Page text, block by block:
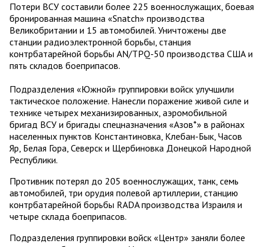
Потери ВСУ составили более 225 военнослужащих, боевая
бронированная машина «Snatch» производства
Великобритании и 15 автомобилей. Уничтожены две
станции радиоэлектронной борьбы, станция
контрбатарейной борьбы AN/TPQ-50 производства США и
пять складов боеприпасов.
Подразделения «Южной» группировки войск улучшили
тактическое положение. Нанесли поражение живой силе и
технике четырех механизированных, аэромобильной
бригад ВСУ и бригады спецназначения «Азов*» в районах
населенных пунктов Константиновка, Клебан-Бык, Часов
Яр, Белая Гора, Северск и Щербиновка Донецкой Народной
Республики.
Противник потерял до 205 военнослужащих, танк, семь
автомобилей, три орудия полевой артиллерии, станцию
контрбатарейной борьбы RADA производства Израиля и
четыре склада боеприпасов.
Подразделения группировки войск «Центр» заняли более